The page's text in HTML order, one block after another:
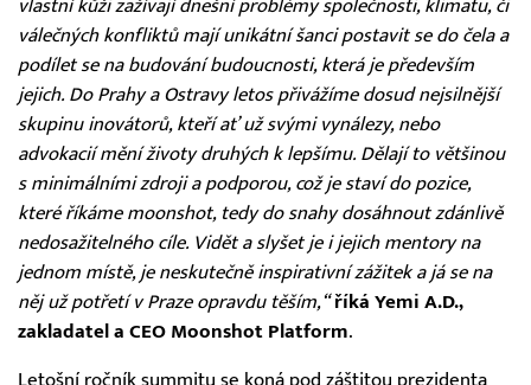
vlastní kůži zažívají dnešní problémy společnosti, klimatu, či
válečných konfliktů mají unikátní šanci postavit se do čela a
podílet se na budování budoucnosti, která je především
jejich. Do Prahy a Ostravy letos přivážíme dosud nejsilnější
skupinu inovátorů, kteří ať už svými vynálezy, nebo
advokacií mění životy druhých k lepšímu. Dělají to většinou
s minimálními zdroji a podporou, což je staví do pozice,
které říkáme moonshot, tedy do snahy dosáhnout zdánlivě
nedosažitelného cíle. Vidět a slyšet je i jejich mentory na
jednom místě, je neskutečně inspirativní zážitek a já se na
něj už potřetí v Praze opravdu těším,“ říká Yemi A.D.,
zakladatel a CEO Moonshot Platform.